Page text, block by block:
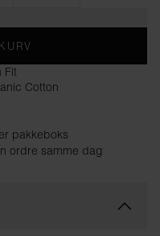
Fit
Cotton
pakkeboks
ordre samme dag